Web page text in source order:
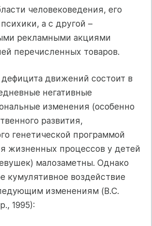
человековедения, его
а с другой –
рекламными акциями
перечисленных товаров.
движений состоит в
негативные
изменения (особенно
развития,
генетической программой
жизненных процессов у детей
малозаметны. Однако
кумулятивное воздействие
изменениям (В.С.
1995):